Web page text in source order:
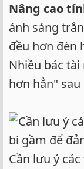
Nâng cao
ánh sáng
đều hơn đèn
Nhiều bác
hơn hẳn" sau
Cần lưu ý